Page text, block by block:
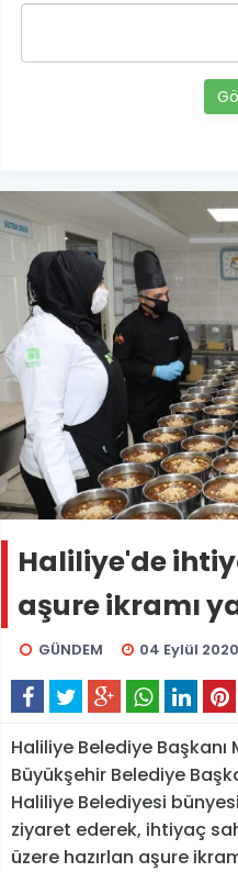
Haliliye'de
aşure ikramı
GÜNDEM 04 Eylül
Haliliye Belediye
Büyükşehir Belediye
Haliliye Belediyesi
ziyaret ederek, ihtiyaç
üzere hazırlan aşure